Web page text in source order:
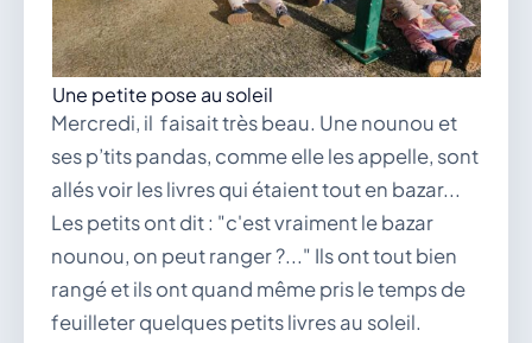
Une petite pose au soleil
Mercredi, il faisait très beau. Une nounou et
ses p’tits pandas, comme elle les appelle, sont
allés voir les livres qui étaient tout en bazar...
Les petits ont dit : "c'est vraiment le bazar
nounou, on peut ranger ?..." Ils ont tout bien
rangé et ils ont quand même pris le temps de
feuilleter quelques petits livres au soleil.